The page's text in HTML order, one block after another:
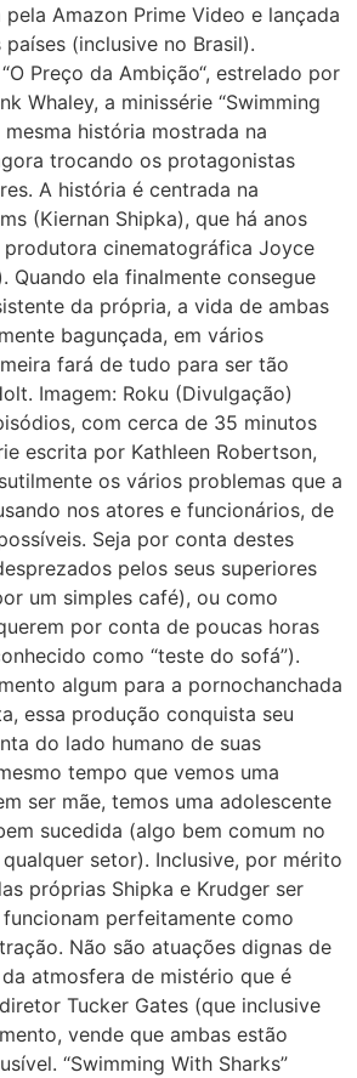
Amazon Prime Video e lançada
(inclusive no Brasil).
Preço da Ambição“, estrelado por
Whaley, a minissérie “Swimming
mesma história mostrada na
trocando os protagonistas
A história é centrada na
(Kiernan Shipka), que há anos
cinematográfica Joyce
Quando ela finalmente consegue
da própria, a vida de ambas
bagunçada, em vários
fará de tudo para ser tão
Imagem: Roku (Divulgação)
com cerca de 35 minutos
escrita por Kathleen Robertson,
os vários problemas que a
nos atores e funcionários, de
Seja por conta destes
pelos seus superiores
um simples café), ou como
por conta de poucas horas
como “teste do sofá”).
algum para a pornochanchada
essa produção conquista seu
do lado humano de suas
tempo que vemos uma
ser mãe, temos uma adolescente
sucedida (algo bem comum no
setor). Inclusive, por mérito
próprias Shipka e Krudger ser
perfeitamente como
Não são atuações dignas de
atmosfera de mistério que é
Tucker Gates (que inclusive
vende que ambas estão
“Swimming With Sharks”